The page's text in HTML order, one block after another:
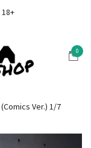
18+
0
Ver.) 1/7